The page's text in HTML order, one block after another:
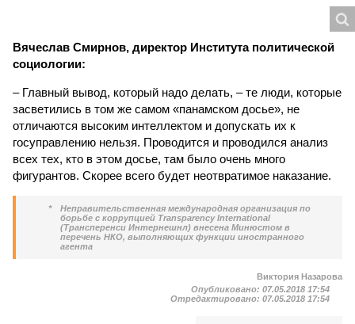
Вячеслав Смирнов, директор Института политической
социологии:
– Главный вывод, который надо делать, – те люди, которые
засветились в том же самом «панамском досье», не
отличаются высоким интеллектом и допускать их к
госуправлению нельзя. Проводится и проводился анализ
всех тех, кто в этом досье, там было очень много
фигурантов. Скорее всего будет неотвратимое наказание.
*
Неправительственная международная организация по
борьбе с коррупцией Transparency International
(Трансперенси Интернешнл) внесена Минюстом в
перечень НКО, выполняющих функции иностранного
агента
Виктория Назарова
Опубликовано: 07.05.2018 17:54
Отредактировано: 07.05.2018 17:54